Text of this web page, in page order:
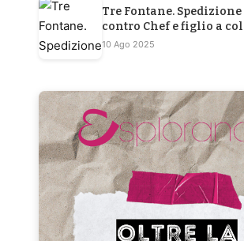
Tre Fontane.
contro Chef e figlio a
10 Ago 2025